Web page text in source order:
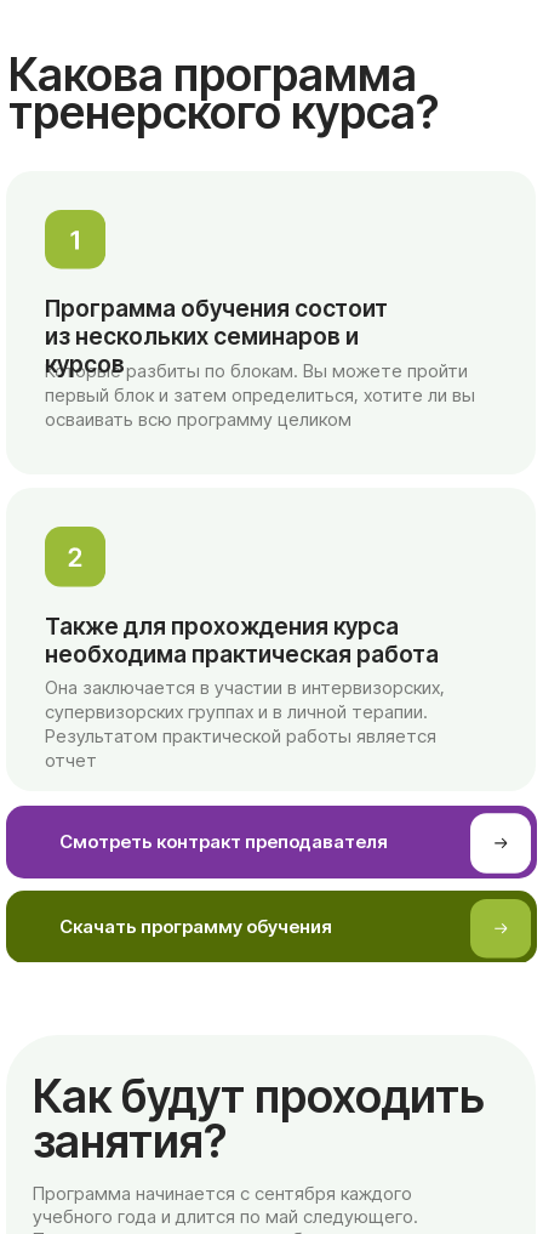
⠀⠀⠀⠀Смотреть контракт преподавателя
⠀⠀⠀⠀Скачать программу обучения
Также для прохождения курса
супервизорских группах и в личной терапии.
Результатом практической работы является
отчет
Формат:
смешанный
Как будут проходить
занятия?
учебного года и длится по май следующего.
Присоединиться можно на любом этапе.
Часть занятий может быть в формате очно и
онлайн, часть - только очно. Вы можете
датами и стоимостями обучения.
⠀⠀⠀⠀Записаться на курс